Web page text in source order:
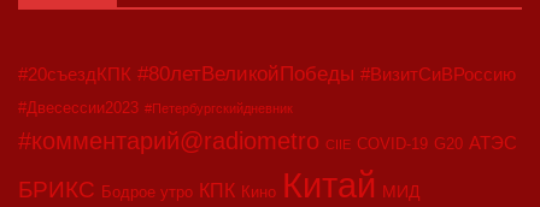
#20съездКПК #80летВеликойПобеды #ВизитСиВРоссию
#Двесессии2023 #Петербургскийдневник
#комментарий@radiometro CIIE COVID-19 G20 АТЭС
БРИКС Бодрое утро КПК Кино Китай МИД